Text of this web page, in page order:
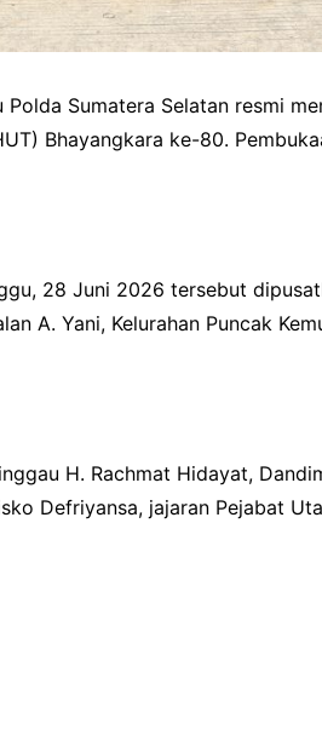
Sumatera Selatan resmi
Bhayangkara ke-80.
28 Juni 2026 tersebut
A. Yani, Kelurahan Puncak
H. Rachmat Hidayat,
Defriyansa, jajaran Pejabat